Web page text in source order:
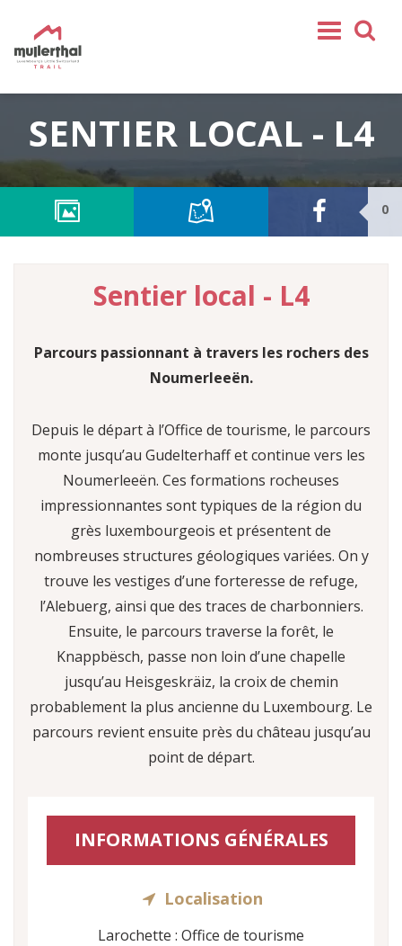
Mullerthal Trail
Partenaires
Service
SENTIER LOCAL - L4
0
Sentier local - L4
Parcours passionnant à travers les rochers des
Noumerleeën.
Depuis le départ à l’Office de tourisme, le parcours
monte jusqu’au Gudelterhaff et continue vers les
Noumerleeën. Ces formations rocheuses
impressionnantes sont typiques de la région du
grès luxembourgeois et présentent de
nombreuses structures géologiques variées. On y
trouve les vestiges d’une forteresse de refuge,
l’Alebuerg, ainsi que des traces de charbonniers.
Ensuite, le parcours traverse la forêt, le
Knappbësch, passe non loin d’une chapelle
jusqu’au Heisgeskräiz, la croix de chemin
probablement la plus ancienne du Luxembourg. Le
parcours revient ensuite près du château jusqu’au
point de départ.
INFORMATIONS GÉNÉRALES
Localisation
Larochette : Office de tourisme